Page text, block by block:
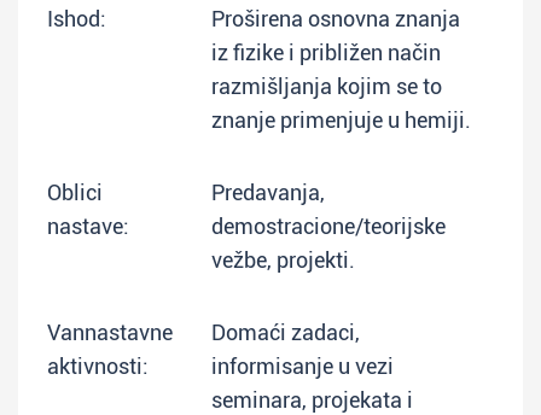
Ishod:
Proširena osnovna znanja
iz fizike i približen način
razmišljanja kojim se to
znanje primenjuje u hemiji.
Oblici
nastave:
Predavanja,
demostracione/teorijske
vežbe, projekti.
Vannastavne
aktivnosti:
Domaći zadaci,
informisanje u vezi
seminara, projekata i